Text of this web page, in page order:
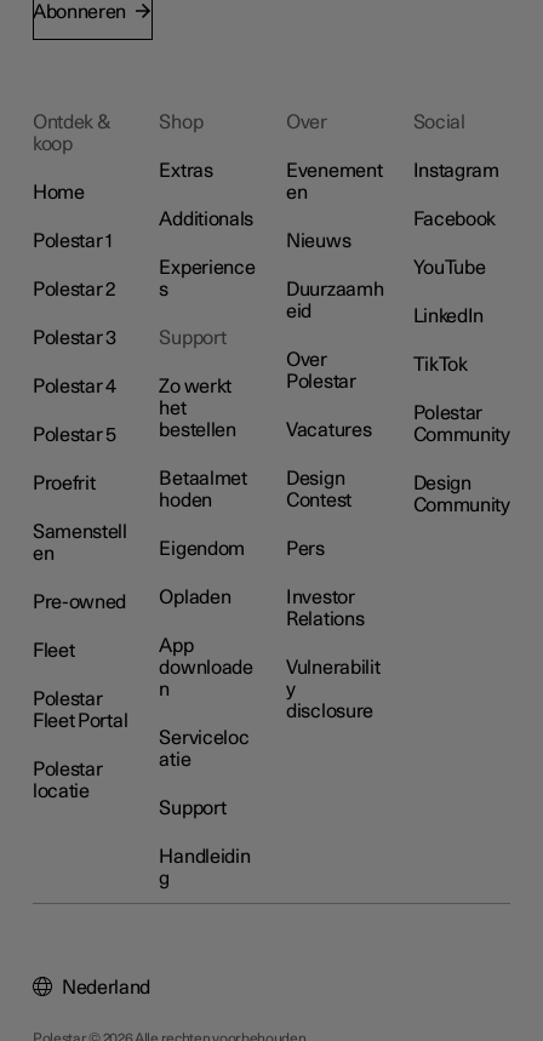
Abonneren
Ontdek &
koop
Home
Polestar 1
Polestar 2
Polestar 3
Polestar 4
Polestar 5
Proefrit
Samenstell
en
Pre-owned
Fleet
Polestar
Fleet Portal
Polestar
locatie
Shop
Extras
Additionals
Experience
s
Support
Zo werkt
het
bestellen
Betaalmet
hoden
Eigendom
Opladen
App
downloade
n
Serviceloc
atie
Support
Handleidin
g
Over
Evenement
en
Nieuws
Duurzaamh
eid
Over
Polestar
Vacatures
Design
Contest
Pers
Investor
Relations
Vulnerabilit
y
disclosure
Social
Instagram
Facebook
YouTube
LinkedIn
TikTok
Polestar
Community
Design
Community
Nederland